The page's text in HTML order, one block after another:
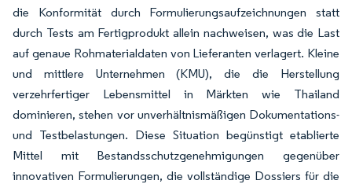
die Konformität durch Formulierungsaufzeichnungen statt
durch Tests am Fertigprodukt allein nachweisen, was die Last
auf genaue Rohmaterialdaten von Lieferanten verlagert. Kleine
und mittlere Unternehmen (KMU), die die Herstellung
verzehrfertiger Lebensmittel in Märkten wie Thailand
dominieren, stehen vor unverhältnismäßigen Dokumentations-
und Testbelastungen. Diese Situation begünstigt etablierte
Mittel mit Bestandsschutzgenehmigungen gegenüber
innovativen Formulierungen, die vollständige Dossiers für die